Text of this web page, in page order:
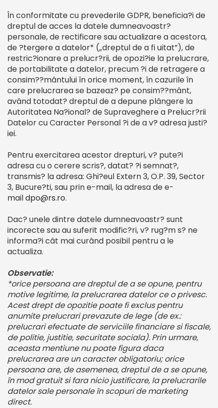
În conformitate cu prevederile GDPR, beneficia?i de
dreptul de acces la datele dumneavoastr?
personale, de rectificare sau actualizare a acestora,
de ?tergere a datelor* („dreptul de a fi uitat”), de
restric?ionare a prelucr?rii, de opozi?ie la prelucrare,
de portabilitate a datelor, precum ?i de retragere a
consim??mântului în orice moment, în cazurile în
care prelucrarea se bazeaz? pe consim??mânt,
având totodat? dreptul de a depune plângere la
Autoritatea Na?ional? de Supraveghere a Prelucr?rii
Datelor cu Caracter Personal ?i de a v? adresa justi?
iei.
Pentru exercitarea acestor drepturi, v? pute?i
adresa cu o cerere scris?, datat? ?i semnat?,
transmis? la adresa: Ghi?eul Extern 3, O.P. 39, Sector
3, Bucure?ti, sau prin e-mail, la adresa de e-
maildpo@rs.ro.
Dac? unele dintre datele dumneavoastr? sunt
incorecte sau au suferit modific?ri, v? rug?m s? ne
informa?i cât mai curând posibil pentru a le
actualiza.
Observatie:
*orice persoana are dreptul de a se opune, pentru
motive legitime, la prelucrarea datelor ce o privesc.
Acest drept de opozitie poate fi exclus pentru
anumite prelucrari prevazute de lege (de ex.:
prelucrari efectuate de serviciile financiare si fiscale,
de politie, justitie, securitate sociala). Prin urmare,
aceasta mentiune nu poate figura daca
prelucrarea are un caracter obligatoriu; orice
persoana are, de asemenea, dreptul de a se opune,
în mod gratuit si fara nicio justificare, la prelucrarile
datelor sale personale în scopuri de marketing
direct.